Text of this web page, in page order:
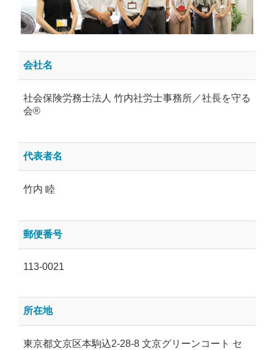
会社名
社会保険労務士法人 竹内社労士事務所／社長を守る
会®
代表者名
竹内 睦
郵便番号
113-0021
所在地
東京都文京区本駒込2-28-8 文京グリーンコート セ